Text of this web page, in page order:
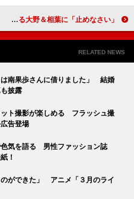
松岡昌宏、女装姿に「嵐が騒いでます」 “待ち受け画面”にする大野＆相葉に「止めなさい」
RELATED NEWS
南果歩さんに借りました」 結婚
披露
ト撮影が楽しめる フラッシュ撮
告登場
気を語る 男性ファッション誌
！
ができた」 アニメ「３月のライ